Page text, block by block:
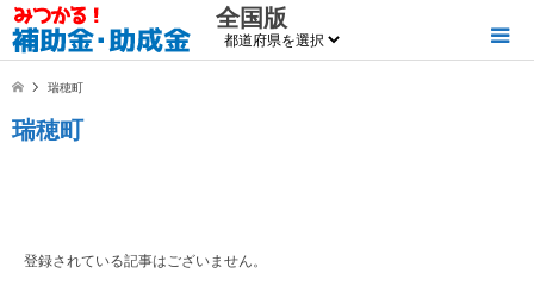
全国版
瑞穂町
瑞穂町
登録されている記事はございません。